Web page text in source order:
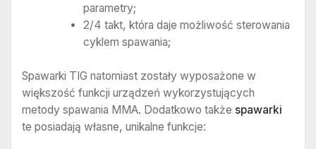
parametry;
2/4 takt, która daje możliwość sterowania
cyklem spawania;
Spawarki TIG natomiast zostały wyposażone w
większość funkcji urządzeń wykorzystujących
metody spawania MMA. Dodatkowo także spawarki
te posiadają własne, unikalne funkcje: